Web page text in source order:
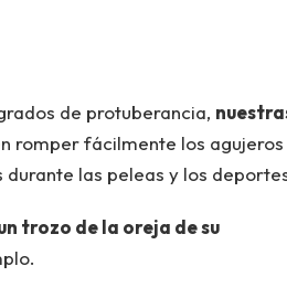
de protuberancia,
romper fácilmente los agujeros
las peleas y los
trozo de la oreja de su